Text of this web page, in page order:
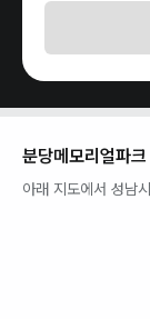
분당메모리얼파크
아래 지도에서 성남시